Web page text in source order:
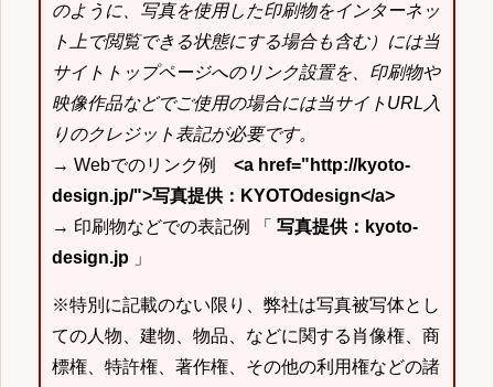
のように、写真を使用した印刷物をインターネッ
ト上で閲覧できる状態にする場合も含む）には当
サイトトップページへのリンク設置を、印刷物や
映像作品などでご使用の場合には当サイトURL入
りのクレジット表記が必要です。
→ Webでのリンク例 <a href="http://kyoto-
design.jp/">写真提供：KYOTOdesign</a>
→ 印刷物などでの表記例 「 写真提供：kyoto-
design.jp 」
※特別に記載のない限り、弊社は写真被写体とし
ての人物、建物、物品、などに関する肖像権、商
標権、特許権、著作権、その他の利用権などの諸